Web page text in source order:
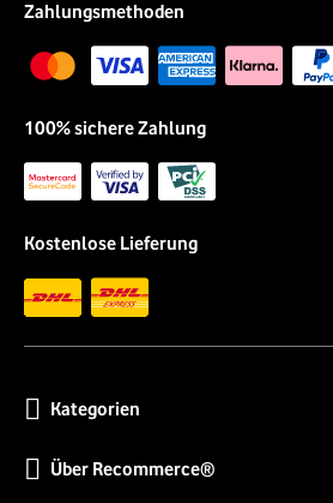
Zahlungsmethoden
100% sichere Zahlung
Kostenlose Lieferung
Kategorien
Über Recommerce®